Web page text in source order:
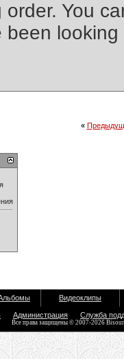
order. You
been
«
Видеоклипы
Администрация Служба
Все права защищены © 2007-2026